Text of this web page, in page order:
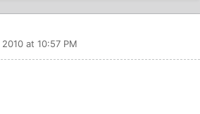
2010 at 10:57 PM